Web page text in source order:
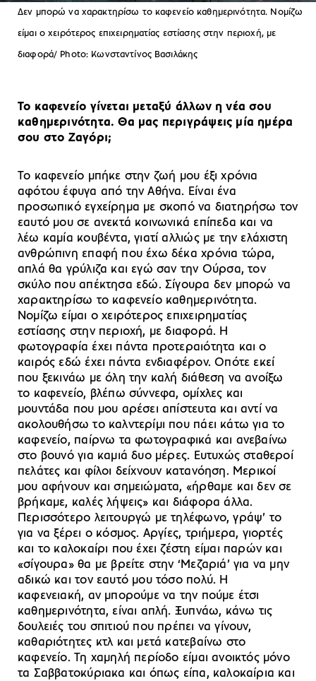
Δεν μπορώ να χαρακτηρίσω το καφενείο καθημερινότητα. Νομίζω
είμαι ο χειρότερος επιχειρηματίας εστίασης στην περιοχή, με
διαφορά/ Photo: Κωνσταντίνος Βασιλάκης
Το καφενείο γίνεται μεταξύ άλλων η νέα σου
καθημερινότητα. Θα μας περιγράψεις μία ημέρα
σου στο Ζαγόρι;
Το καφενείο μπήκε στην ζωή μου έξι χρόνια
αφότου έφυγα από την Αθήνα. Είναι ένα
προσωπικό εγχείρημα με σκοπό να διατηρήσω τον
εαυτό μου σε ανεκτά κοινωνικά επίπεδα και να
λέω καμία κουβέντα, γιατί αλλιώς με την ελάχιστη
ανθρώπινη επαφή που έχω δέκα χρόνια τώρα,
απλά θα γρύλιζα και εγώ σαν την Ούρσα, τον
σκύλο που απέκτησα εδώ. Σίγουρα δεν μπορώ να
χαρακτηρίσω το καφενείο καθημερινότητα.
Νομίζω είμαι ο χειρότερος επιχειρηματίας
εστίασης στην περιοχή, με διαφορά. Η
φωτογραφία έχει πάντα προτεραιότητα και ο
καιρός εδώ έχει πάντα ενδιαφέρον. Οπότε εκεί
που ξεκινάω με όλη την καλή διάθεση να ανοίξω
το καφενείο, βλέπω σύννεφα, ομίχλες και
μουντάδα που μου αρέσει απίστευτα και αντί να
ακολουθήσω το καλντερίμι που πάει κάτω για το
καφενείο, παίρνω τα φωτογραφικά και ανεβαίνω
στο βουνό για καμιά δυο μέρες. Ευτυχώς σταθεροί
πελάτες και φίλοι δείχνουν κατανόηση. Μερικοί
μου αφήνουν και σημειώματα, «ήρθαμε και δεν σε
βρήκαμε, καλές λήψεις» και διάφορα άλλα.
Περισσότερο λειτουργώ με τηλέφωνο, γράψ’ το
για να ξέρει ο κόσμος. Αργίες, τριήμερα, γιορτές
και το καλοκαίρι που έχει ζέστη είμαι παρών και
«σίγουρα» θα με βρείτε στην ‘Μεζαριά’ για να μην
αδικώ και τον εαυτό μου τόσο πολύ. Η
καφενειακή, αν μπορούμε να την πούμε έτσι
καθημερινότητα, είναι απλή. Ξυπνάω, κάνω τις
δουλειές του σπιτιού που πρέπει να γίνουν,
καθαριότητες κτλ και μετά κατεβαίνω στο
καφενείο. Τη χαμηλή περίοδο είμαι ανοικτός μόνο
τα Σαββατοκύριακα και όπως είπα, καλοκαίρια και